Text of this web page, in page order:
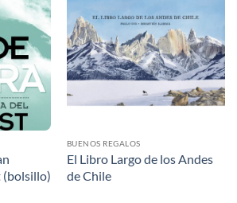
(bolsillo)
BUENOS REGALOS
El Libro Largo de los Andes
de Chile